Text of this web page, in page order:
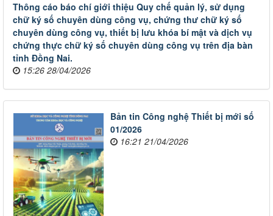
Thông cáo báo chí giới thiệu Quy chế quản lý, sử dụng
chữ ký số chuyên dùng công vụ, chứng thư chữ ký số
chuyên dùng công vụ, thiết bị lưu khóa bí mật và dịch vụ
chứng thực chữ ký số chuyên dùng công vụ trên địa bàn
tỉnh Đồng Nai.
15:26 28/04/2026
Bản tin Công nghệ Thiết bị mới số
01/2026
16:21 21/04/2026